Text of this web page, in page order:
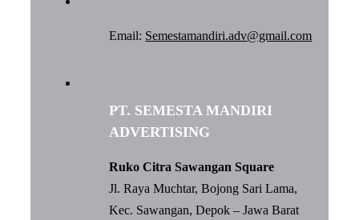
Email: Semestamandiri.adv@gmail.com
PT. SEMESTA MANDIRI
ADVERTISING
Ruko Citra Sawangan Square
Jl. Raya Muchtar, Bojong Sari Lama,
Kec. Sawangan, Depok – Jawa Barat